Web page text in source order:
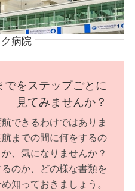
病院
をステップごとに
見てみませんか？
できるわけではありま
までの間に何をするの
か、気になりませんか？
のか、どの様な書類を
知っておきましょう。